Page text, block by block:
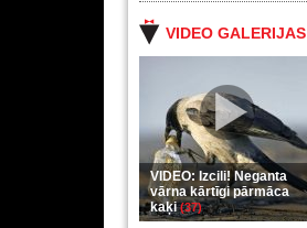
VIDEO GALERIJAS
VIDEO: Izcili! Neganta
vārna kārtīgi pārmāca
kaķi(37)